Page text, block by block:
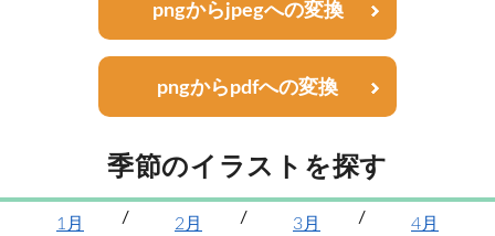
pngからjpegへの変換
pngからpdfへの変換
季節のイラストを探す
1月 2月 3月
4月